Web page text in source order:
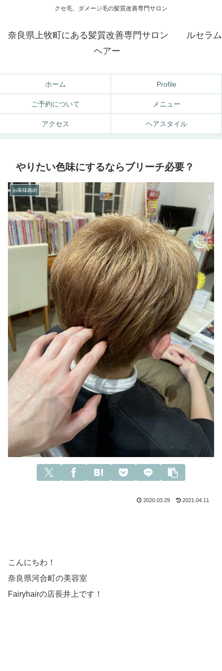
クセ毛、ダメージ毛の髪質改善専門サロン
奈良県上牧町にある髪質改善専門サロン ルセラム
ヘアー
ホーム Profile
ご予約について メニュー
アクセス ヘアスタイル
やりたい色味にするならブリーチ必要？
お客様施術
2020.03.29 2021.04.11
こんにちわ！
奈良県河合町の美容室
Fairyhairの店長井上です！